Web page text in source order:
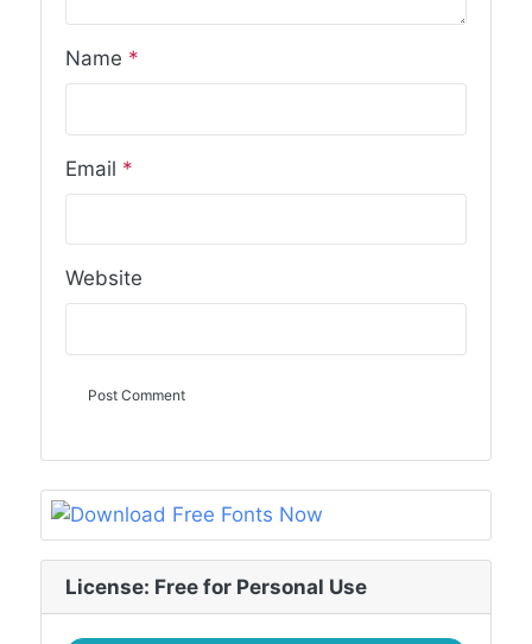
Name *
Email *
Website
License: Free for Personal Use